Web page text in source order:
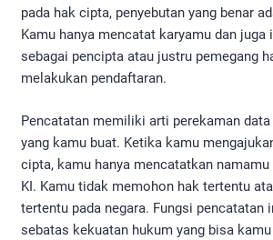
pada hak cipta, penyebutan yang benar
Kamu hanya mencatat karyamu dan juga
sebagai pencipta atau justru pemegang
melakukan pendaftaran.
Pencatatan memiliki arti perekaman data
yang kamu buat. Ketika kamu
cipta, kamu hanya mencatatkan
KI. Kamu tidak memohon hak tertentu
tertentu pada negara. Fungsi pencatatan
sebatas kekuatan hukum yang bisa